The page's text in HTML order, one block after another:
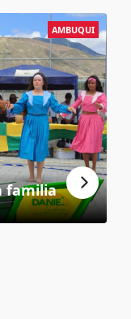
de las
SAN RAFAEL